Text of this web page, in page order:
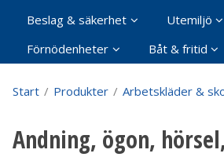
Beslag & säkerhet
Utemiljö
Förnödenheter
Båt & fritid
Start / Produkter / Arbetskläder &
Andning, ögon,